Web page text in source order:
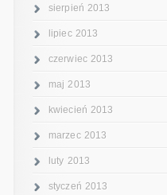
sierpień 2013
lipiec 2013
czerwiec 2013
maj 2013
kwiecień 2013
marzec 2013
luty 2013
styczeń 2013